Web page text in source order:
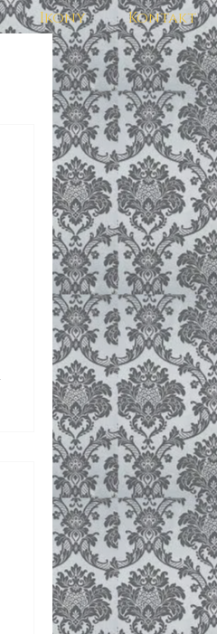
Ikony Kontakt